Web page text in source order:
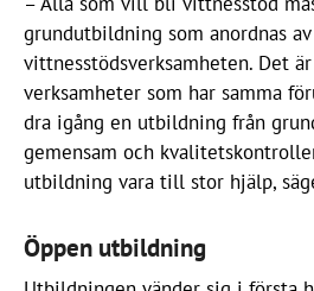
grundutbildning som anordnas
vittnesstödsverksamheten. Det
verksamheter som har samma
dra igång en utbildning från
gemensam och
utbildning vara till stor hjälp,
Öppen utbildning